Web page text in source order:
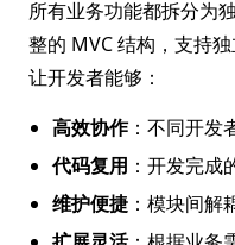
所有业务功能都拆分为
整的 MVC 结构，支持
让开发者能够：
高效协作：不同开发
代码复用 ：开发完
维护便捷 ：模块间解